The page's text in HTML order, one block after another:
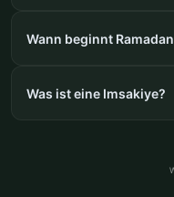
Wann beginnt
Was ist eine Imsakiye?